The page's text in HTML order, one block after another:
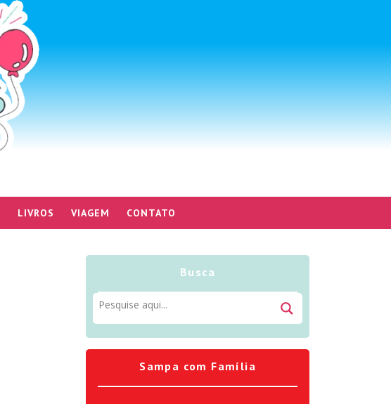
LIVROS VIAGEM CONTATO
Busca
Sampa com Família